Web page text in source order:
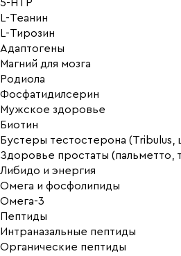
5-HTP
L-Теанин
L-Тирозин
Адаптогены
Магний для мозга
Родиола
Фосфатидилсерин
Мужское здоровье
Биотин
Бустеры тестостерона (Tribulus,
Здоровье простаты (пальметто,
Либидо и энергия
Омега и фосфолипиды
Омега-3
Пептиды
Интраназальные пептиды
Органические пептиды